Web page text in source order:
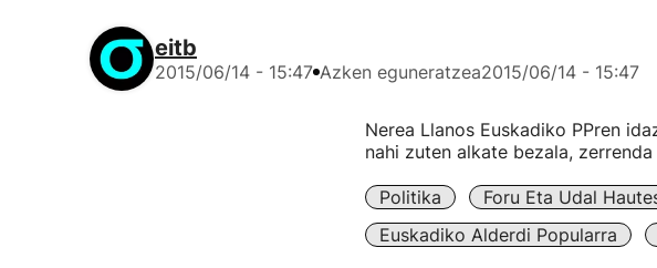
eitb
2015/06/14 - 15:47 Azken eguneratzea2015/06/14 - 15:47
Nerea Llanos Euskadiko PPren
nahi zuten alkate bezala,
Politika Foru Eta Udal
Euskadiko Alderdi Popularra